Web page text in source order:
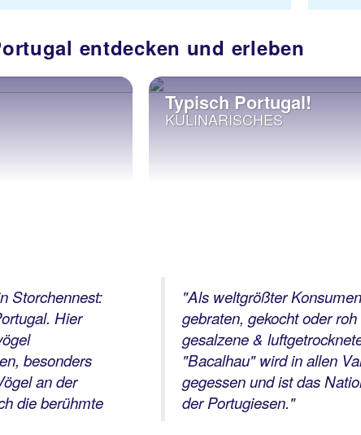
entdecken und erleben
Storchennest:
Hier
besonders
an der
die berühmte
Typisch Portugal!
KULINARISCHES
"Als weltgrößter
gebraten, gekocht oder
gesalzene &
"Bacalhau" wird in allen
gegessen und ist das
der Portugiesen."